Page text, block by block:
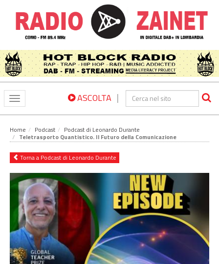
Toggle
navigation
ASCOLTA |
Home Podcast Podcast di Leonardo Durante
Teletrasporto Quantistico. Il Futuro della Comunicazione
Torna a Podcast di Leonardo Durante